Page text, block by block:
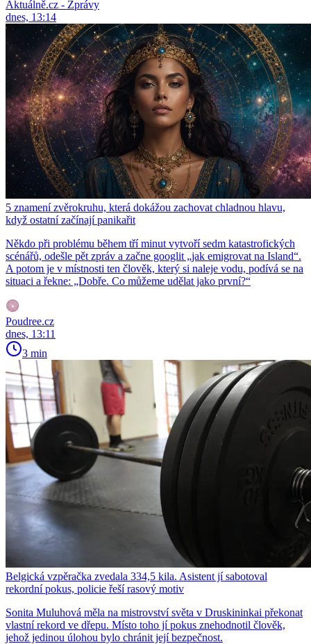
Aktuálně.cz - Zprávy
dnes, 13:14
5 znamení zvěrokruhu, která dokážou zachovat chladnou hlavu,
když ostatní začínají panikařit
Někdo při problému během tří minut vytvoří sedm katastrofických
scénářů, odešle pět zpráv a začne googlit „jak emigrovat na Island“.
A potom je v místnosti ten člověk, který si naleje vodu, podívá se na
situaci a řekne: „Dobře. Co můžeme udělat jako první?“
Poudree.cz
dnes, 13:11
3 min
Belgická vzpěračka zvedala 334,5 kila. Asistent jí sabotoval
rekordní pokus, policie řeší rasový motiv
Sonita Muluhová měla na mistrovství světa v Druskininkai překonat
vlastní rekord ve dřepu. Místo toho jí pokus znehodnotil člověk,
jehož jedinou úlohou bylo chránit její bezpečnost.